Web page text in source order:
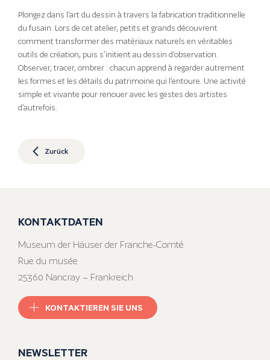
Plongez dans l’art du dessin à travers la fabrication traditionnelle
du fusain. Lors de cet atelier, petits et grands découvrent
comment transformer des matériaux naturels en véritables
outils de création, puis s’initient au dessin d’observation.
Observer, tracer, ombrer : chacun apprend à regarder autrement
les formes et les détails du patrimoine qui l’entoure. Une activité
simple et vivante pour renouer avec les gestes des artistes
d’autrefois.
Zurück
KONTAKTDATEN
Museum der Häuser der Franche-Comté
Rue du musée
25360 Nancray – Frankreich
KONTAKTIEREN SIE UNS
NEWSLETTER